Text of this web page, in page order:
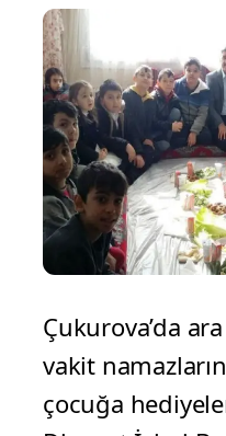
Çukurova’da
vakit
çocuğa